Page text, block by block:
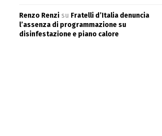
Renzo Renzi su Fratelli d’Italia denuncia
l’assenza di programmazione su
disinfestazione e piano calore